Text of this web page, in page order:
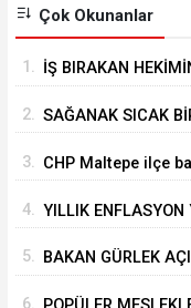
Çok Okunanlar
1. İŞ BIRAKAN
2. SAĞANAK SICAK
3. CHP Maltepe ilçe
4. YILLIK ENFLASYON
5. BAKAN GÜRLEK
6.